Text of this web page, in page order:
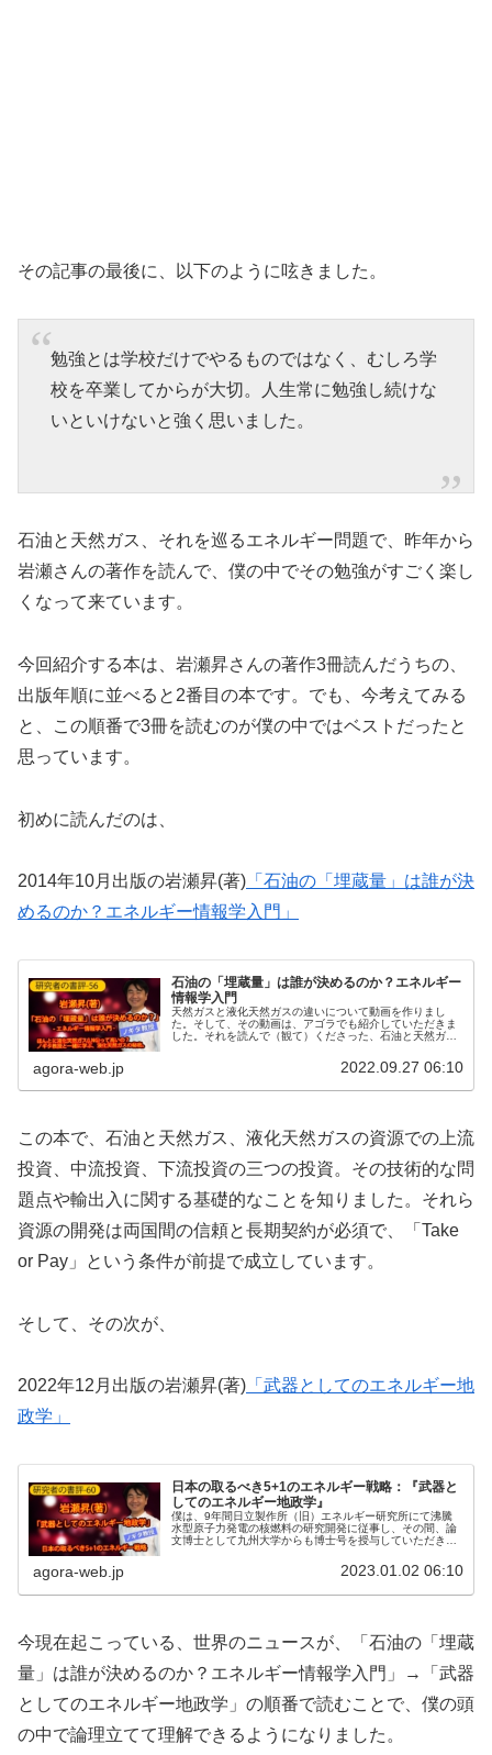
その記事の最後に、以下のように呟きました。
勉強とは学校だけでやるものではなく、むしろ学
校を卒業してからが大切。人生常に勉強し続けな
いといけないと強く思いました。
石油と天然ガス、それを巡るエネルギー問題で、昨年から
岩瀬さんの著作を読んで、僕の中でその勉強がすごく楽し
くなって来ています。
今回紹介する本は、岩瀬昇さんの著作3冊読んだうちの、
出版年順に並べると2番目の本です。でも、今考えてみる
と、この順番で3冊を読むのが僕の中ではベストだったと
思っています。
初めに読んだのは、
2014年10月出版の岩瀬昇(著) 「石油の「埋蔵量」は誰が決
めるのか？エネルギー情報学入門」
石油の「埋蔵量」は誰が決めるのか？エネルギー
情報学入門
天然ガスと液化天然ガスの違いについて動画を作りまし
た。そして、その動画は、アゴラでも紹介していただきま
した。それを読んで（観て）くださった、石油と天然ガス
なコメントをいただきました。岩瀬昇...
agora-web.jp 2022.09.27 06:10
この本で、石油と天然ガス、液化天然ガスの資源での上流
投資、中流投資、下流投資の三つの投資。その技術的な問
題点や輸出入に関する基礎的なことを知りました。それら
資源の開発は両国間の信頼と長期契約が必須で、「Take
or Pay」という条件が前提で成立しています。
そして、その次が、
2022年12月出版の岩瀬昇(著) 「武器としてのエネルギー地
政学」
日本の取るべき5+1のエネルギー戦略：『武器と
してのエネルギー地政学』
僕は、9年間日立製作所（旧）エネルギー研究所にて沸騰
水型原子力発電の核燃料の研究開発に従事し、その間、論
文博士として九州大学からも博士号を授与していただきま
agora-web.jp 2023.01.02 06:10
今現在起こっている、世界のニュースが、「石油の「埋蔵
量」は誰が決めるのか？エネルギー情報学入門」→「武器
としてのエネルギー地政学」の順番で読むことで、僕の頭
の中で論理立てて理解できるようになりました。